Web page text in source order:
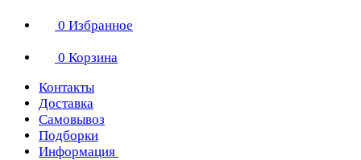
0 Избранное
0 Корзина
Контакты
Доставка
Самовывоз
Подборки
Информация